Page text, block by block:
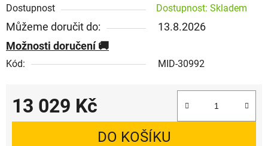
Dostupnost Dostupnost: Skladem
Můžeme doručit do:
13.8.2026
Možnosti doručení
Kód: MID-30992
13 029 Kč
Měrná cena:
DO KOŠÍKU